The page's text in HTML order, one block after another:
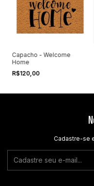
Capacho - Welcome
Home
R$120,00
Cadastre-se